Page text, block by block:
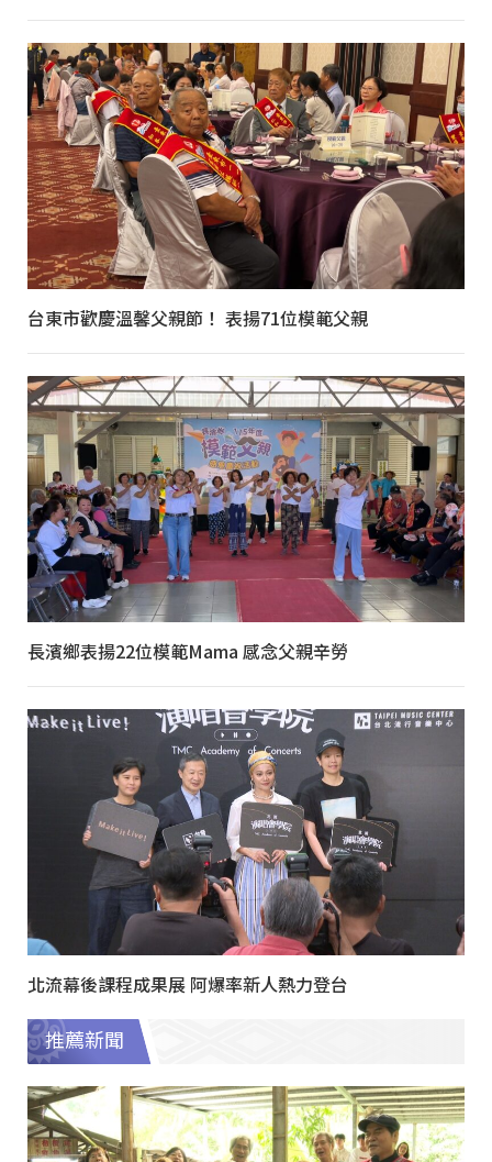
台東市歡慶溫馨父親節！ 表揚71位模範父親
長濱鄉表揚22位模範Mama 感念父親辛勞
北流幕後課程成果展 阿爆率新人熱力登台
推薦新聞